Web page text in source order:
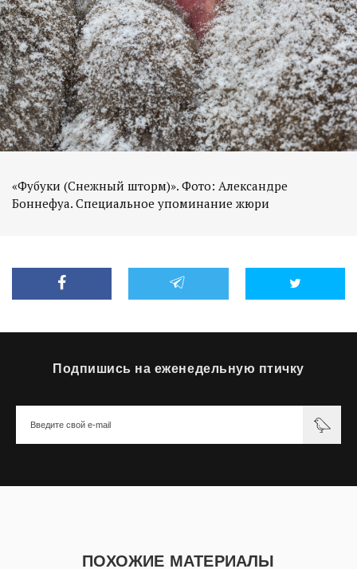
«Фубуки (Снежный шторм)». Фото: Александре
Боннефуа. Специальное упоминание жюри
Подпишись на еженедельную птичку
ПОХОЖИЕ МАТЕРИАЛЫ